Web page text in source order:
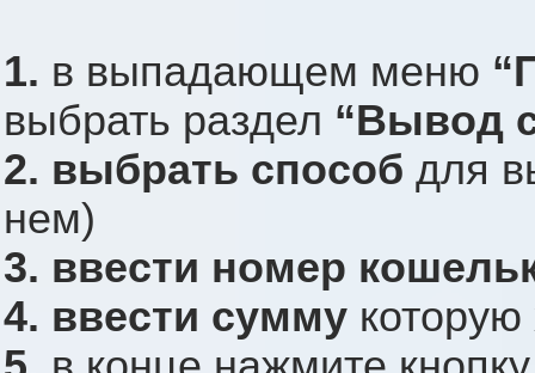
1. в выпадающем меню
выбрать раздел “Вывод
2. выбрать cпособ для
нем)
3. ввести номер
4. ввести сумму которую